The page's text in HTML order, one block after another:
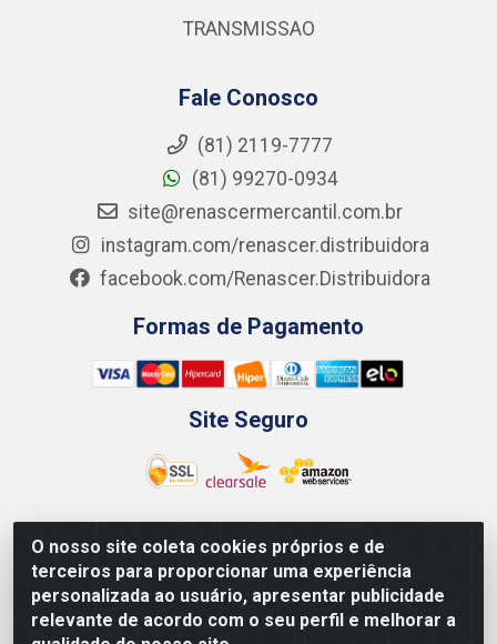
O nosso site coleta cookies próprios e de
terceiros para proporcionar uma experiência
personalizada ao usuário, apresentar publicidade
relevante de acordo com o seu perfil e melhorar a
TRANSMISSAO
Fale Conosco
(81) 2119-7777
(81) 99270-0934
site@renascermercantil.com.br
instagram.com/renascer.distribuidora
facebook.com/Renascer.Distribuidora
Formas de Pagamento
Site Seguro
Renascer Distribuidora - Rua São Miguel, 1845 -
Afogados - Recife / PE - CEP 50850-000 - CNPJ
07.264.693/0001-79